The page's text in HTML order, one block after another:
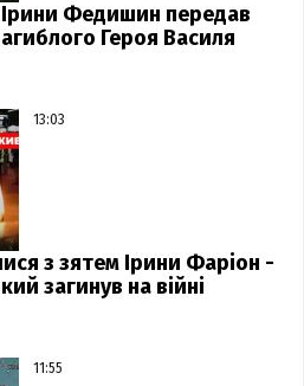
Федишин передав
Героя Василя
13:03
з зятем Ірини Фаріон -
загинув на війні
11:55